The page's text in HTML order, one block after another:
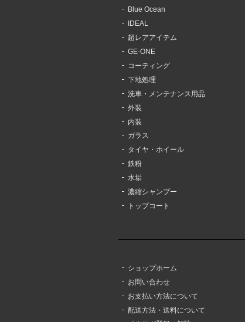
Blue Ocean
IDEAL
超レアアイテム
GE-ONE
コーティング
下地処理
洗車・メンテナンス用品
外装
内装
ガラス
タイヤ・ホイール
鉄粉
水垢
濃縮シャンプー
トップコート
ショップホーム
お問い合わせ
お支払い方法について
配送方法・送料について